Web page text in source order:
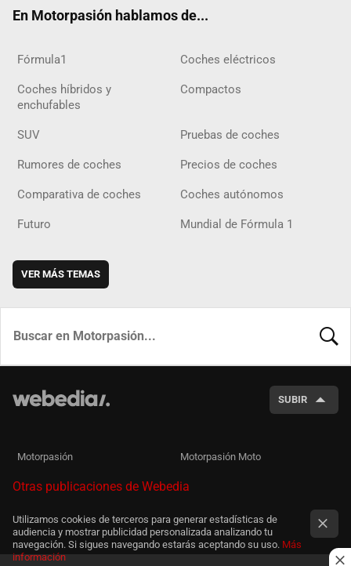
En Motorpasión hablamos de...
Fórmula1 Coches eléctricos
Coches híbridos y
enchufables
Compactos
SUV Pruebas de coches
Rumores de coches Precios de coches
Comparativa de coches Coches autónomos
Futuro Mundial de Fórmula 1
VER MÁS TEMAS
SUBIR
Motorpasión Motorpasión Moto
Otras publicaciones de Webedia
Utilizamos cookies de terceros para generar estadísticas de
audiencia y mostrar publicidad personalizada analizando tu
navegación. Si sigues navegando estarás aceptando su uso. Más
información